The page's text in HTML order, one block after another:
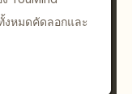
อักษรที่อ่านไม่ออก
ต่ง รักษาความ
เลเยอร์ที่นูนขึ้นมา
งหมดคัดลอกและ